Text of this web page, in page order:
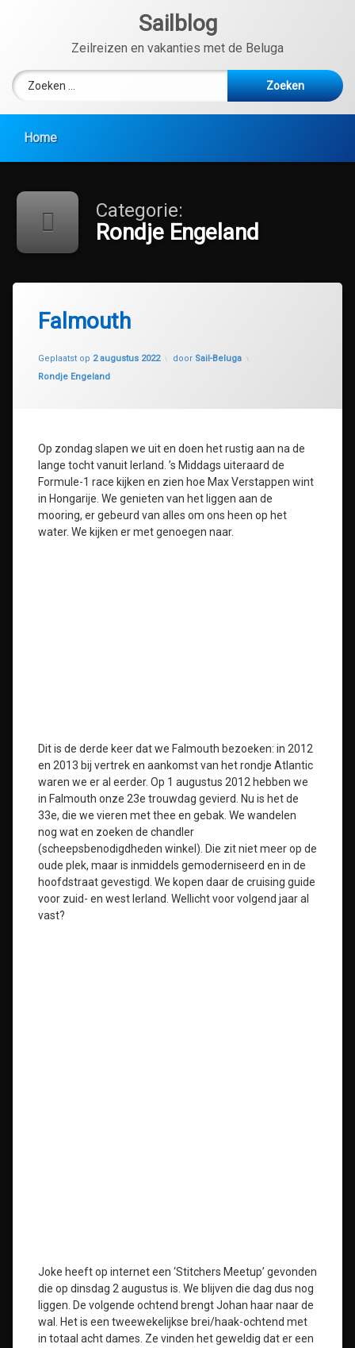
Sailblog
Zeilreizen en vakanties met de Beluga
Zoeken naar:
Home
Categorie:
Rondje Engeland
Falmouth
Geplaatst op 2 augustus 2022
Geüpdatet op
door Sail-Beluga
Categorieën:
Rondje Engeland
Op zondag slapen we uit en doen het rustig aan na de
lange tocht vanuit Ierland. ’s Middags uiteraard de
Formule-1 race kijken en zien hoe Max Verstappen wint
in Hongarije. We genieten van het liggen aan de
mooring, er gebeurd van alles om ons heen op het
water. We kijken er met genoegen naar.
Dit is de derde keer dat we Falmouth bezoeken: in 2012
en 2013 bij vertrek en aankomst van het rondje Atlantic
waren we er al eerder. Op 1 augustus 2012 hebben we
in Falmouth onze 23e trouwdag gevierd. Nu is het de
33e, die we vieren met thee en gebak. We wandelen
nog wat en zoeken de chandler
(scheepsbenodigdheden winkel). Die zit niet meer op de
oude plek, maar is inmiddels gemoderniseerd en in de
hoofdstraat gevestigd. We kopen daar de cruising guide
voor zuid- en west Ierland. Wellicht voor volgend jaar al
vast?
Joke heeft op internet een ‘Stitchers Meetup’ gevonden
die op dinsdag 2 augustus is. We blijven die dag dus nog
liggen. De volgende ochtend brengt Johan haar naar de
wal. Het is een tweewekelijkse brei/haak-ochtend met
in totaal acht dames. Ze vinden het geweldig dat er een